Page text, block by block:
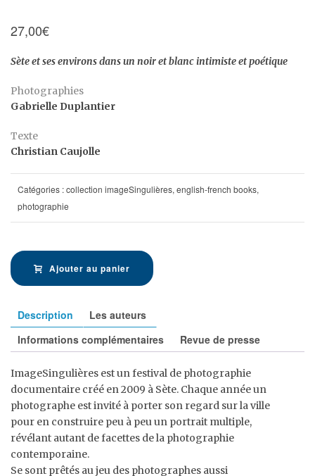
27,00€
Sète et ses environs dans un noir et blanc intimiste et poétique
Photographies
Gabrielle Duplantier
Texte
Christian Caujolle
Catégories :collection imageSingulières, english-french books,
photographie
Ajouter au panier
Description
Les auteurs
Informations complémentaires
Revue de presse
ImageSingulières est un festival de photographie
documentaire créé en 2009 à Sète. Chaque année un
photographe est invité à porter son regard sur la ville
pour en construire peu à peu un portrait multiple,
révélant autant de facettes de la photographie
contemporaine.
Se sont prêtés au jeu des photographes aussi